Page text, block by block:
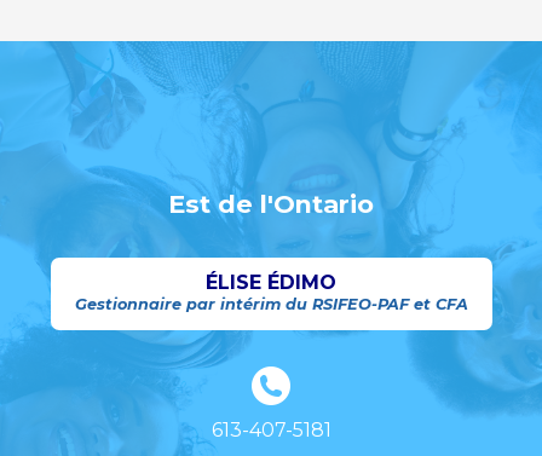
Est de l'Ontario
ÉLISE ÉDIMO
Gestionnaire par intérim du RSIFEO-PAF et CFA
613-407-5181